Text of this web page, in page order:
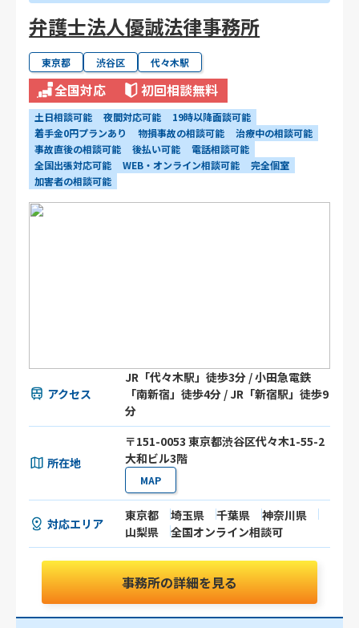
弁護士法人優誠法律事務所
東京都 渋谷区 代々木駅
全国対応 初回相談無料
土日相談可能 夜間対応可能
19時以降面談可能
着手金0円プランあり
物損事故の相談可能
治療中の相談可能
事故直後の相談可能
後払い可能
電話相談可能
全国出張対応可能
WEB・オンライン相談可能
完全個室
加害者の相談可能
アクセス
JR「代々木駅」徒歩3分 / 小田急電鉄
「南新宿」徒歩4分 / JR「新宿駅」徒歩9
分
所在地
〒151-0053 東京都渋谷区代々木1-55-2
大和ビル3階
MAP
対応エリア
東京都 埼玉県 千葉県
神奈川県
山梨県
全国オンライン相談可
事務所の詳細を見る